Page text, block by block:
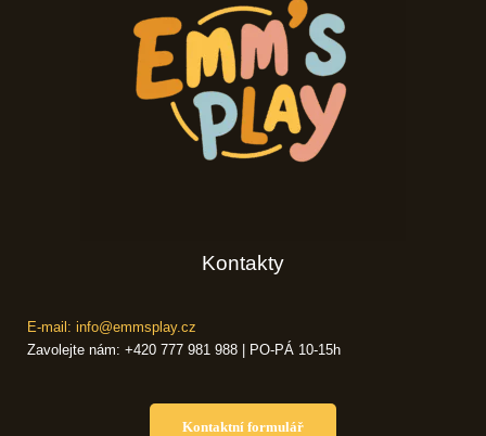
Kontakty
E-mail: info@emmsplay.cz
Zavolejte nám: +420 777 981 988 | PO-PÁ 10-15h
Kontaktní formulář